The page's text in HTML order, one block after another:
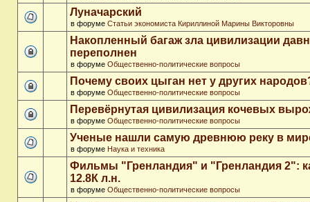
Луначарский
в форуме Статьи экономиста Кириллиной Марины Викторовны
Накопленный багаж зла цивилизации
переполнен
в форуме Общественно-политические вопросы
Почему своих цыган нет у других
в форуме Общественно-политические вопросы
Перевёрнутая цивилизация кочевых
в форуме Общественно-политические вопросы
Ученые нашли самую древнюю реку в
в форуме Наука и техника
Фильмы "Гренландия" и "Гренландия 2":
12.8К л.н.
в форуме Общественно-политические вопросы